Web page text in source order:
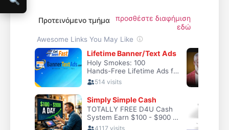
Προτεινόμενο τμήμα
προσθέστε διαφήμιση
εδώ